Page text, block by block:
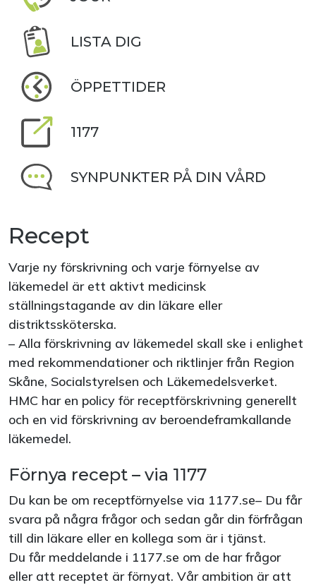
LISTA DIG
ÖPPETTIDER
1177
SYNPUNKTER PÅ DIN VÅRD
Recept
Varje ny förskrivning och varje förnyelse av
läkemedel är ett aktivt medicinsk
ställningstagande av din läkare eller
distriktssköterska.
– Alla förskrivning av läkemedel skall ske i enlighet
med rekommendationer och riktlinjer från Region
Skåne, Socialstyrelsen och Läkemedelsverket.
HMC har en policy för receptförskrivning generellt
och en vid förskrivning av beroendeframkallande
läkemedel.
Förnya recept – via 1177
Du kan be om receptförnyelse via 1177.se– Du får
svara på några frågor och sedan går din förfrågan
till din läkare eller en kollega som är i tjänst.
Du får meddelande i 1177.se om de har frågor
eller att receptet är förnyat. Vår ambition är att